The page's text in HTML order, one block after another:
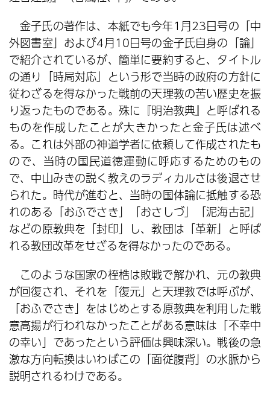
金子氏の著作は、本紙でも今年1月23日号の「中
外図書室」および4月10日号の金子氏自身の「論」
で紹介されているが、簡単に要約すると、タイトル
の通り「時局対応」という形で当時の政府の方針に
従わざるを得なかった戦前の天理教の苦い歴史を振
り返ったものである。殊に『明治教典』と呼ばれる
ものを作成したことが大きかったと金子氏は述べ
る。これは外部の神道学者に依頼して作成されたも
ので、当時の国民道徳運動に呼応するためのもの
で、中山みきの説く教えのラディカルさは後退させ
られた。時代が進むと、当時の国体論に抵触する恐
れのある「おふでさき」「おさしづ」「泥海古記」
などの原教典を「封印」し、教団は「革新」と呼ば
れる教団改革をせざるを得なかったのである。
このような国家の桎梏は敗戦で解かれ、元の教典
が回復され、それを「復元」と天理教では呼ぶが、
「おふでさき」をはじめとする原教典を利用した戦
意高揚が行われなかったことがある意味は「不幸中
の幸い」であったという評価は興味深い。戦後の急
激な方向転換はいわばこの「面従腹背」の水脈から
説明されるわけである。